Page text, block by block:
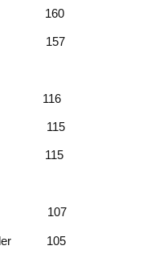
160
157
116
115
115
107
105